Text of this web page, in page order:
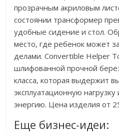
прозрачным акриловым
состоянии трансформер
удобные сидение и стол.
место, где ребенок может
делами. Convertible Helper
шлифованной прочной
класса, которая выдержит
эксплуатационную
энергию. Цена изделия от
Еще бизнес-идеи: